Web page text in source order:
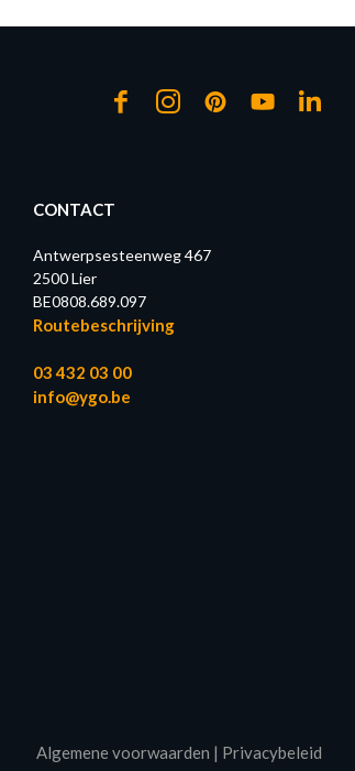
CONTACT
Antwerpsesteenweg 467
2500 Lier
BE0808.689.097
Routebeschrijving
03 432 03 00
info@ygo.be
Algemene voorwaarden | Privacybeleid